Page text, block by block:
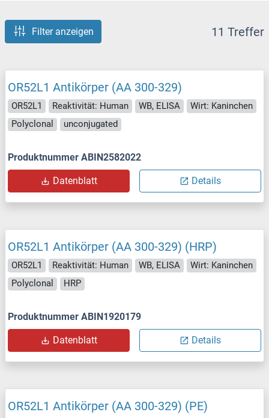
Filter anzeigen 11 Treffer
OR52L1 Antikörper (AA 300-329)
OR52L1 Reaktivität: Human WB, ELISA
Wirt: Kaninchen
Polyclonal
unconjugated
Produktnummer ABIN2582022
Datenblatt Details
OR52L1 Antikörper (AA 300-329) (HRP)
OR52L1 Reaktivität: Human WB, ELISA
Wirt: Kaninchen
Polyclonal
HRP
Produktnummer ABIN1920179
Datenblatt Details
OR52L1 Antikörper (AA 300-329) (PE)